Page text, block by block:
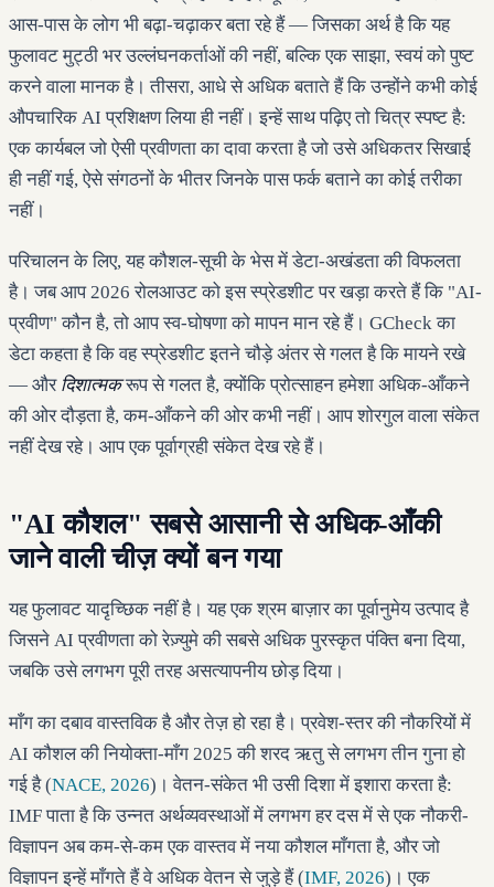
आस-पास के लोग भी बढ़ा-चढ़ाकर बता रहे हैं — जिसका अर्थ है कि यह
फुलावट मुट्ठी भर उल्लंघनकर्ताओं की नहीं, बल्कि एक साझा, स्वयं को पुष्ट
करने वाला मानक है। तीसरा, आधे से अधिक बताते हैं कि उन्होंने कभी कोई
औपचारिक AI प्रशिक्षण लिया ही नहीं। इन्हें साथ पढ़िए तो चित्र स्पष्ट है:
एक कार्यबल जो ऐसी प्रवीणता का दावा करता है जो उसे अधिकतर सिखाई
ही नहीं गई, ऐसे संगठनों के भीतर जिनके पास फर्क बताने का कोई तरीका
नहीं।
परिचालन के लिए, यह कौशल-सूची के भेस में डेटा-अखंडता की विफलता
है। जब आप 2026 रोलआउट को इस स्प्रेडशीट पर खड़ा करते हैं कि "AI-
प्रवीण" कौन है, तो आप स्व-घोषणा को मापन मान रहे हैं। GCheck का
डेटा कहता है कि वह स्प्रेडशीट इतने चौड़े अंतर से गलत है कि मायने रखे
— और दिशात्मकरूप से गलत है, क्योंकि प्रोत्साहन हमेशा अधिक-आँकने
की ओर दौड़ता है, कम-आँकने की ओर कभी नहीं। आप शोरगुल वाला संकेत
नहीं देख रहे। आप एक पूर्वाग्रही संकेत देख रहे हैं।
"AI कौशल" सबसे आसानी से अधिक-आँकी
जाने वाली चीज़ क्यों बन गया
यह फुलावट यादृच्छिक नहीं है। यह एक श्रम बाज़ार का पूर्वानुमेय उत्पाद है
जिसने AI प्रवीणता को रेज़्युमे की सबसे अधिक पुरस्कृत पंक्ति बना दिया,
जबकि उसे लगभग पूरी तरह असत्यापनीय छोड़ दिया।
माँग का दबाव वास्तविक है और तेज़ हो रहा है। प्रवेश-स्तर की नौकरियों में
AI कौशल की नियोक्ता-माँग 2025 की शरद ऋतु से लगभग तीन गुना हो
गई है (NACE, 2026)। वेतन-संकेत भी उसी दिशा में इशारा करता है:
IMF पाता है कि उन्नत अर्थव्यवस्थाओं में लगभग हर दस में से एक नौकरी-
विज्ञापन अब कम-से-कम एक वास्तव में नया कौशल माँगता है, और जो
विज्ञापन इन्हें माँगते हैं वे अधिक वेतन से जुड़े हैं (IMF, 2026)। एक